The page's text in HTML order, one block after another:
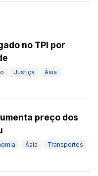
no TPI por
Justiça Ásia
preço dos
Ásia Transportes